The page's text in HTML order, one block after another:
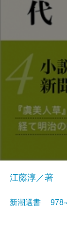
江藤淳／著
新潮選書